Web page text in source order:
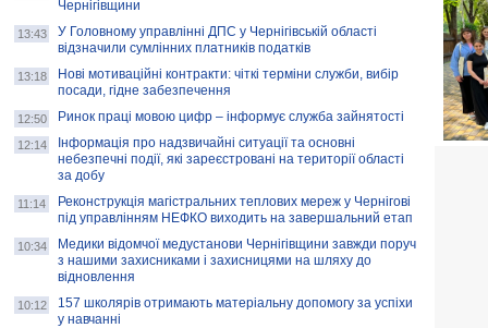
Чернігівщини
13:43
У Головному управлінні ДПС у Чернігівській області
відзначили сумлінних платників податків
13:18
Нові мотиваційні контракти: чіткі терміни служби, вибір
посади, гідне забезпечення
12:50 Ринок праці мовою цифр – інформує служба зайнятості
12:14
Інформація про надзвичайні ситуації та основні
небезпечні події, які зареєстровані на території області
за добу
11:14
Реконструкція магістральних теплових мереж у Чернігові
під управлінням НЕФКО виходить на завершальний етап
10:34
Медики відомчої медустанови Чернігівщини завжди поруч
з нашими захисниками і захисницями на шляху до
відновлення
10:12
157 школярів отримають матеріальну допомогу за успіхи
у навчанні